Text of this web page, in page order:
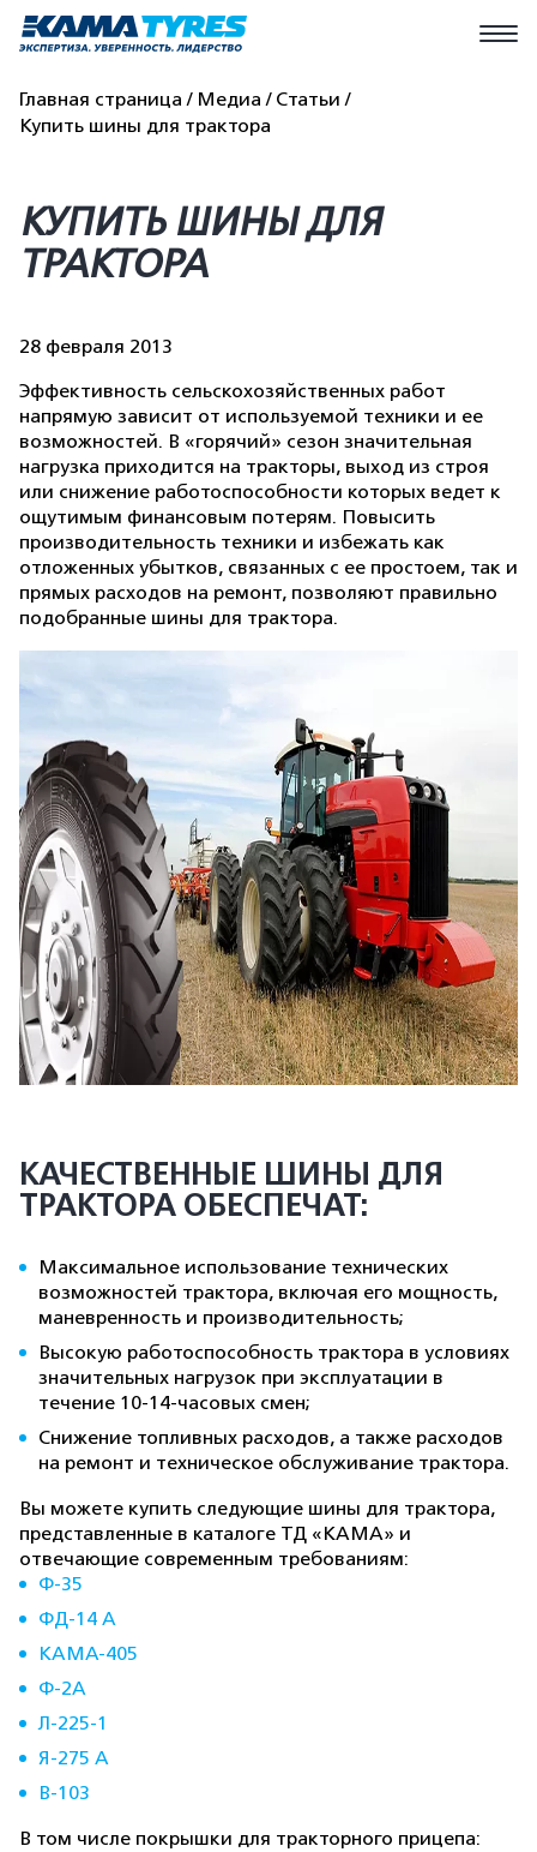
Главная страница Медиа
Статьи
Купить шины для трактора
КУПИТЬ ШИНЫ ДЛЯ
ТРАКТОРА
28 февраля 2013
Эффективность сельскохозяйственных работ
напрямую зависит от используемой техники и ее
возможностей. В «горячий» сезон значительная
нагрузка приходится на тракторы, выход из строя
или снижение работоспособности которых ведет к
ощутимым финансовым потерям. Повысить
производительность техники и избежать как
отложенных убытков, связанных с ее простоем, так и
прямых расходов на ремонт, позволяют правильно
подобранные шины для трактора.
КАЧЕСТВЕННЫЕ ШИНЫ ДЛЯ
ТРАКТОРА ОБЕСПЕЧАТ:
Максимальное использование технических
возможностей трактора, включая его мощность,
маневренность и производительность;
Высокую работоспособность трактора в условиях
значительных нагрузок при эксплуатации в
течение 10-14-часовых смен;
Снижение топливных расходов, а также расходов
на ремонт и техническое обслуживание трактора.
Вы можете купить следующие шины для трактора,
представленные в каталоге ТД «КАМА» и
отвечающие современным требованиям:
Ф-35
ФД-14 А
КАМА-405
Ф-2А
Л-225-1
Я-275 А
В-103
В том числе покрышки для тракторного прицепа: